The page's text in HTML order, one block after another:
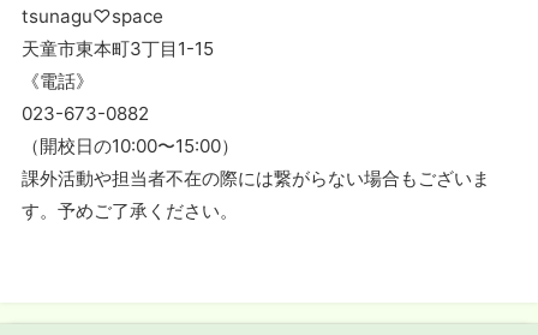
tsunagu♡space
天童市東本町3丁目1-15
《電話》
023-673-0882
（開校日の10:00〜15:00）
課外活動や担当者不在の際には繋がらない場合もございま
す。予めご了承ください。